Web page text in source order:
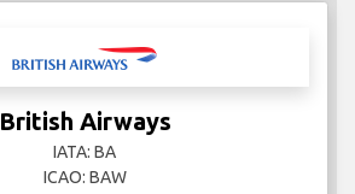
British Airways
IATA: BA
ICAO: BAW